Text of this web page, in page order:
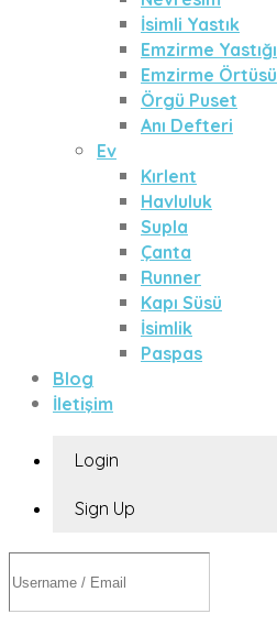
İsimli Yastık
Emzirme Yastığı
Emzirme Örtüsü
Örgü Puset
Anı Defteri
Ev
Kırlent
Havluluk
Supla
Çanta
Runner
Kapı Süsü
İsimlik
Paspas
Blog
İletişim
Login
Sign Up